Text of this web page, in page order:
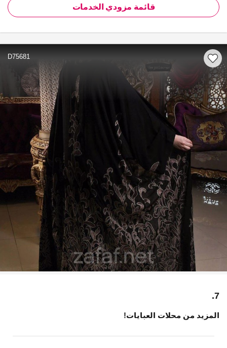
قائمة مزودي الخدمات
D75681
7.
المزيد من محلات العبايات!